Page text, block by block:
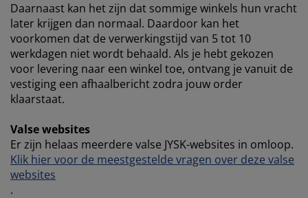
Daarnaast kan het zijn dat sommige winkels hun vracht
later krijgen dan normaal. Daardoor kan het
voorkomen dat de verwerkingstijd van 5 tot 10
werkdagen niet wordt behaald. Als je hebt gekozen
voor levering naar een winkel toe, ontvang je vanuit de
vestiging een afhaalbericht zodra jouw order
klaarstaat.
Valse websites
Er zijn helaas meerdere valse JYSK-websites in omloop.
Klik hier voor de meestgestelde vragen over deze valse
websites
.